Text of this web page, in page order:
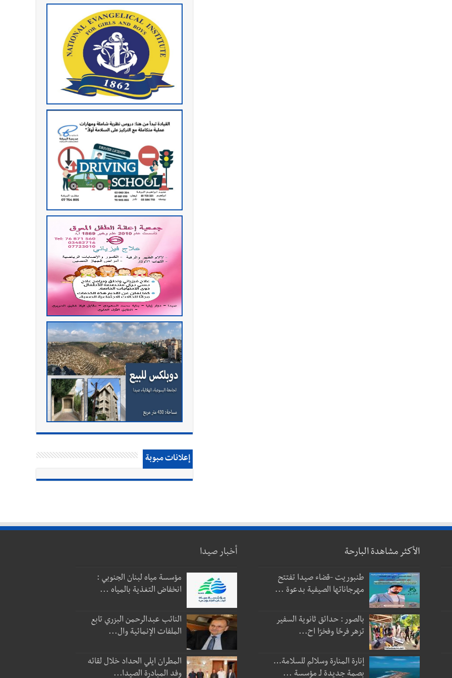
إعلانات مبوبة
الأكثر مشاهدة البارحة
طنبوريت -قضاء صيدا تفتتح
مهرجاناتها الصيفية بدعوة ...
بالصور : حدائق ثانوية السفير
تزهر فرحًا وفخرًا اح...
إنارة المنارة وسلالم للسلامة…
بصمة جديدة لـ مؤسسة ...
أخبار صيدا
مؤسسة مياه لبنان الجنوبي :
انخفاض التغذية بالمياه ...
النائب عبدالرحمن البزري تابع
الملفات الإنمائية وال...
المطران ايلي الحداد خلال لقائه
وفد المبادرة الصيدا...